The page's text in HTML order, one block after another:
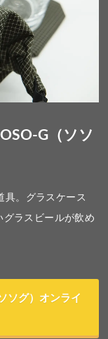
G（ソソ
具。グラスケース
グラスビールが飲め
ソグ）オンライ